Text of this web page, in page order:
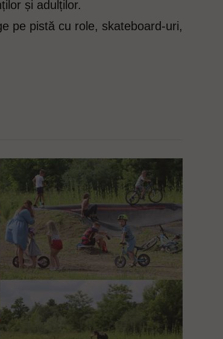
și adulților.
pe pistă cu role, skateboard-uri,